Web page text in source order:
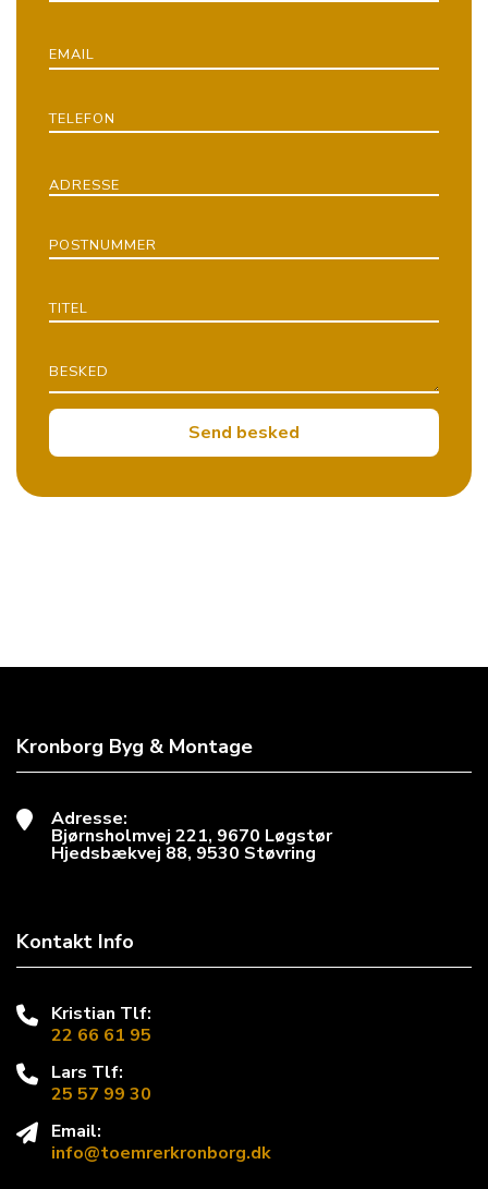
EMAIL
TELEFON
ADRESSE
POSTNUMMER
TITEL
BESKED
Kronborg Byg & Montage
Adresse:
Bjørnsholmvej 221, 9670 Løgstør
Hjedsbækvej 88, 9530 Støvring
Kontakt Info
Kristian Tlf:
22 66 61 95
Lars Tlf:
25 57 99 30
Email:
info@toemrerkronborg.dk